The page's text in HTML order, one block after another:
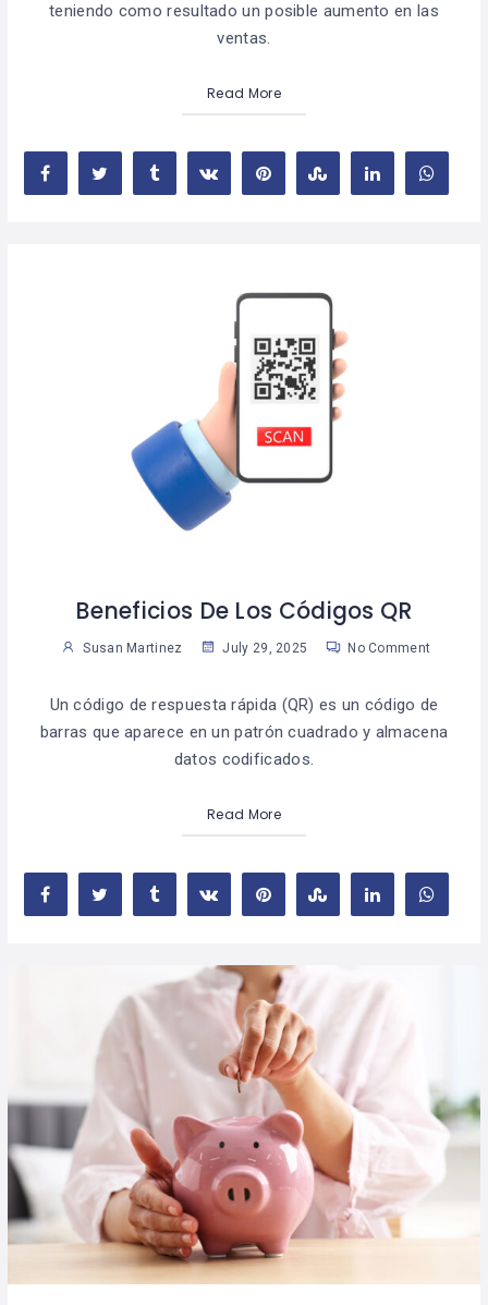
teniendo como resultado un posible aumento en las
ventas.
Read More
Beneficios De Los Códigos QR
Susan Martinez July 29, 2025 No Comment
Un código de respuesta rápida (QR) es un código de
barras que aparece en un patrón cuadrado y almacena
datos codificados.
Read More